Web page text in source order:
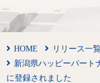
HOME
リリース一
新潟県ハッピーパート
に登録されました